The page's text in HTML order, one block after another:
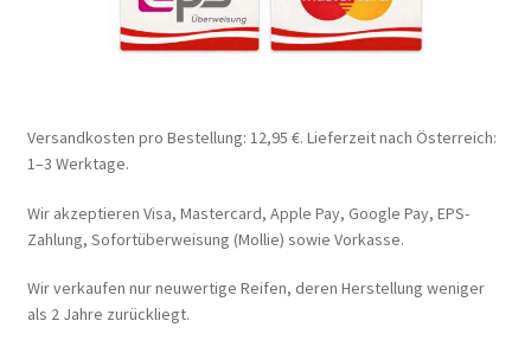
Versandkosten pro Bestellung: 12,95 €. Lieferzeit nach Österreich:
1–3 Werktage.
Wir akzeptieren Visa, Mastercard, Apple Pay, Google Pay, EPS-
Zahlung, Sofortüberweisung (Mollie) sowie Vorkasse.
Wir verkaufen nur neuwertige Reifen, deren Herstellung weniger
als 2 Jahre zurückliegt.